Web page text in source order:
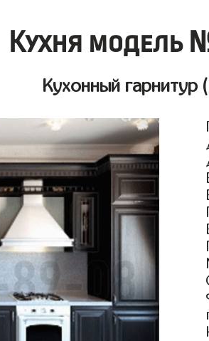
Кухня модель
Кухонный гарнитур